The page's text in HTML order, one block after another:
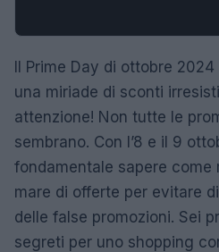
Il Prime Day di ottobre
una miriade di sconti
attenzione! Non tutte le
sembrano. Con l’8 e il 9
fondamentale sapere come
mare di offerte per evitare
delle false promozioni. Sei
segreti per uno shopping